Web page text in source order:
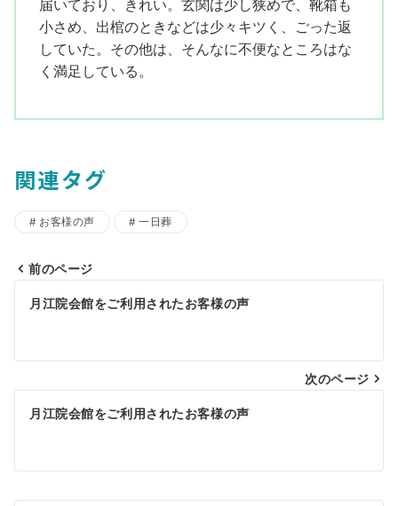
届いており、きれい。玄関は少し狭めで、靴箱も
小さめ、出棺のときなどは少々キツく、ごった返
していた。その他は、そんなに不便なところはな
く満足している。
関連タグ
お客様の声 一日葬
ナ
ビ
ゲ
シ
前のページ
月江院会館をご利用されたお客様の声
次のページ
月江院会館をご利用されたお客様の声